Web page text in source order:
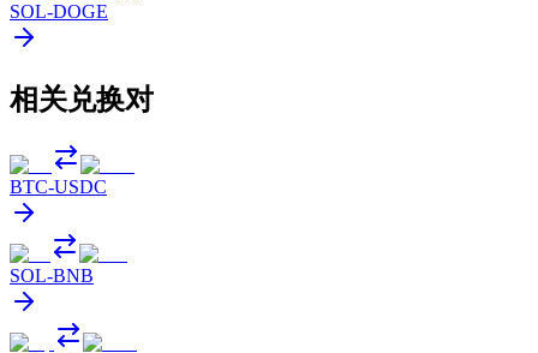
SOL-DOGE
相关兑换对
BTC-USDC
SOL-BNB